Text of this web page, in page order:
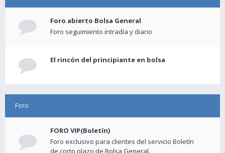
Foro abierto Bolsa General
Foro seguimiento intradía y diario
El rincón del principiante en bolsa
Foro
FORO VIP(Boletín)
Foro exclusivo para clientes del servicio Boletín
de corto plazo de Bolsa General.